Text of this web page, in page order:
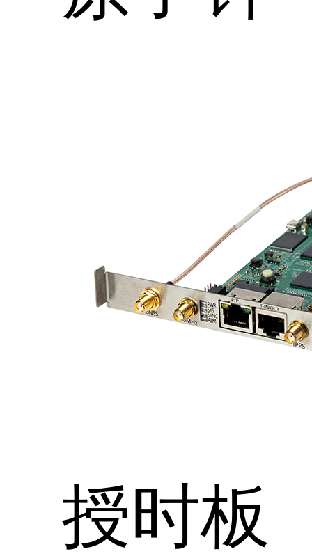
授时板